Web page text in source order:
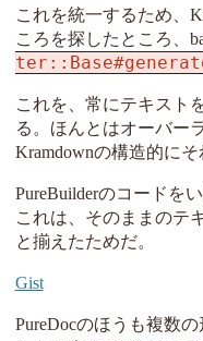
これを統一するため、
ころを探したところ、
これを、常にテキスト
る。ほんとはオーバー
Kramdownの構造的にそ
PureBuilderのコードを
これは、そのままのテ
と揃えたためだ。
Gist
PureDocのほうも複数